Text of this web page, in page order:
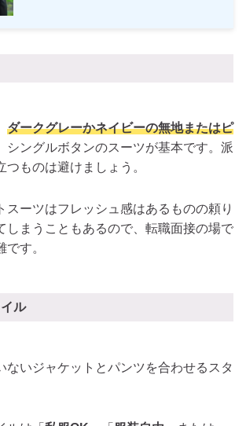
ダークグレーかネイビーの無地またはピ
シングルボタンのスーツが基本です。派
ものは避けましょう。
スーツはフレッシュ感はあるものの頼り
しまうこともあるので、 転職面接の場で
す。
ル
ないジャケットとパンツを合わせるスタ